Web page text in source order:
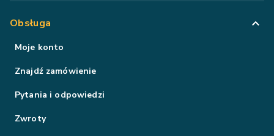
Obsługa
Moje konto
Znajdź zamówienie
Pytania i odpowiedzi
Zwroty